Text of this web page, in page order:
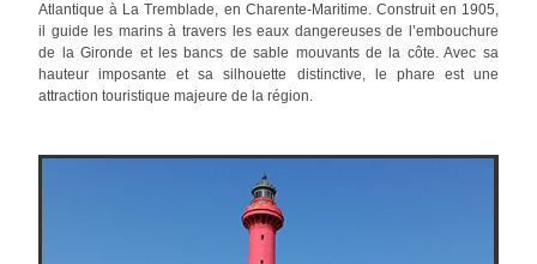
Atlantique à La Tremblade, en Charente-Maritime. Construit en 1905,
il guide les marins à travers les eaux dangereuses de l’embouchure
de la Gironde et les bancs de sable mouvants de la côte. Avec sa
hauteur imposante et sa silhouette distinctive, le phare est une
attraction touristique majeure de la région.